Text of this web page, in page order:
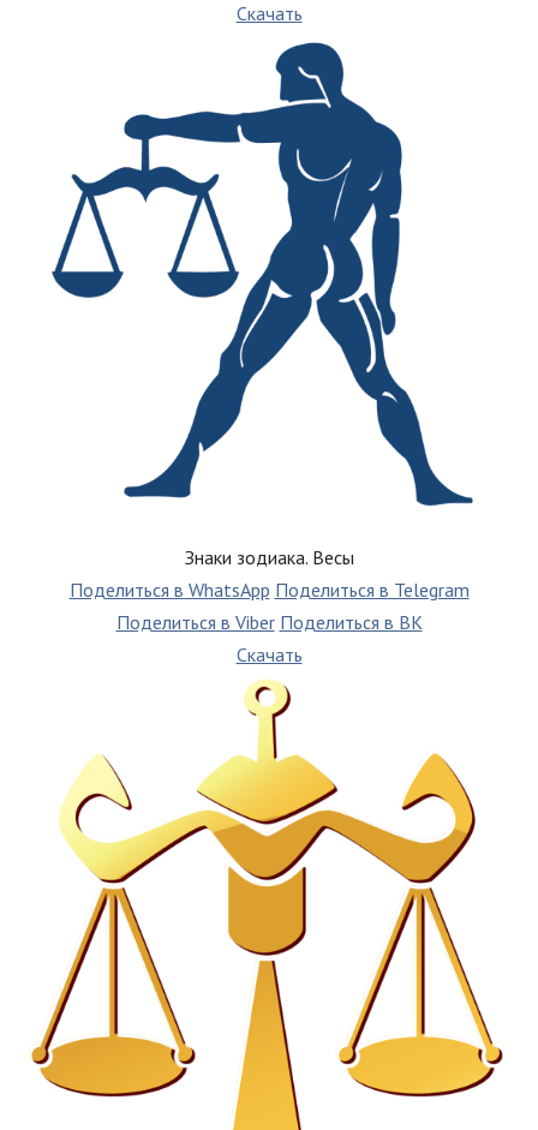
Скачать
Знаки зодиака. Весы
Поделиться в WhatsApp Поделиться в Telegram
Поделиться в Viber Поделиться в ВК
Скачать